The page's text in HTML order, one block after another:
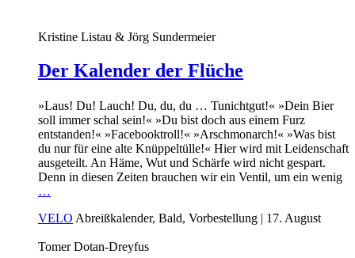
Kristine Listau & Jörg Sundermeier
Der Kalender der Flüche
»Laus! Du! Lauch! Du, du, du … Tunichtgut!« »Dein Bier
soll immer schal sein!« »Du bist doch aus einem Furz
entstanden!« »Facebooktroll!« »Arschmonarch!« »Was bist
du nur für eine alte Knüppeltülle!« Hier wird mit Leidenschaft
ausgeteilt. An Häme, Wut und Schärfe wird nicht gespart.
Denn in diesen Zeiten brauchen wir ein Ventil, um ein wenig
…
VELO Abreißkalender, Bald, Vorbestellung | 17. August
Tomer Dotan-Dreyfus